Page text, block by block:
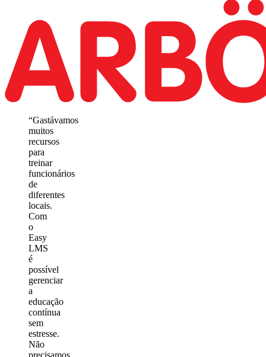
“Gastávamos
muitos
recursos
para
treinar
funcionários
de
diferentes
locais.
Com
o
Easy
LMS
é
possível
gerenciar
a
educação
contínua
sem
estresse.
Não